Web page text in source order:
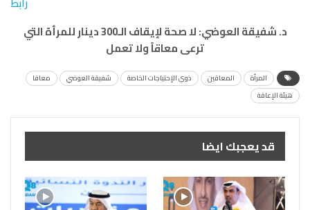
د. شفيقة العوضي: لا صحة لإيقاف الـ300 دينار للمرأة التي
ترعى معاقاً ولا تعمل
المرأة المعاقين ذوي الإحتياجات الخاصة شفيقة العوضي
معاقا
هيئة الإعاقة
قد يعجبك ايضا